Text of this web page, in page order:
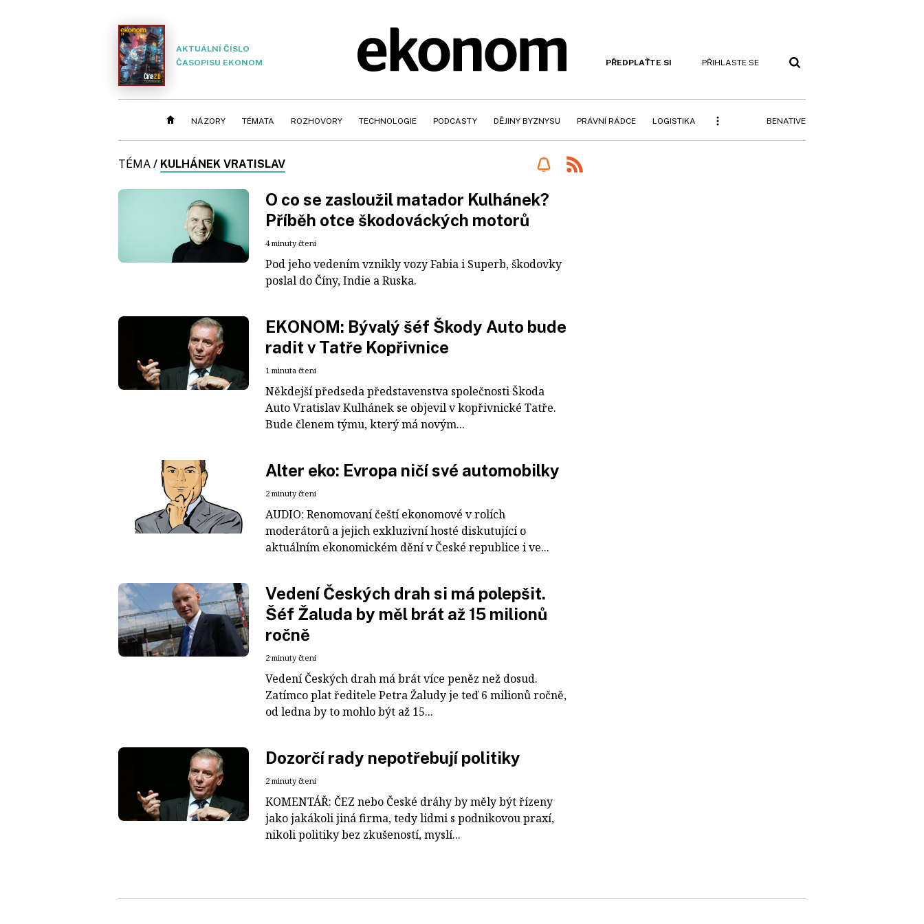
AKTUÁLNÍ ČÍSLO
ČASOPISU EKONOM
PŘEDPLAŤTE SI PŘIHLASTE SE
NÁZORY TÉMATA ROZHOVORY TECHNOLOGIE PODCASTY DĚJINY BYZNYSU PRÁVNÍ RÁDCE LOGISTIKA BENATIVE
TÉMA / KULHÁNEK VRATISLAV
O co se zasloužil matador Kulhánek?
Příběh otce škodováckých motorů
4 minuty čtení
Pod jeho vedením vznikly vozy Fabia i Superb, škodovky
poslal do Číny, Indie a Ruska.
EKONOM: Bývalý šéf Škody Auto bude
radit v Tatře Kopřivnice
1 minuta čtení
Někdejší předseda představenstva společnosti Škoda
Auto Vratislav Kulhánek se objevil v kopřivnické Tatře.
Bude členem týmu, který má novým...
Alter eko: Evropa ničí své automobilky
2 minuty čtení
AUDIO: Renomovaní čeští ekonomové v rolích
moderátorů a jejich exkluzivní hosté diskutující o
aktuálním ekonomickém dění v České republice i ve...
Vedení Českých drah si má polepšit.
Šéf Žaluda by měl brát až 15 milionů
ročně
2 minuty čtení
Vedení Českých drah má brát více peněz než dosud.
Zatímco plat ředitele Petra Žaludy je teď 6 milionů ročně,
od ledna by to mohlo být až 15...
Dozorčí rady nepotřebují politiky
2 minuty čtení
KOMENTÁŘ: ČEZ nebo České dráhy by měly být řízeny
jako jakákoli jiná firma, tedy lidmi s podnikovou praxí,
nikoli politiky bez zkušeností, myslí...